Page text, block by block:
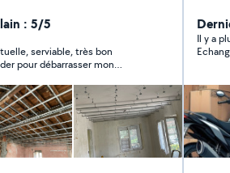
: 5/5
serviable, très bon
pour débarrasser mon
et frais à
Il y a